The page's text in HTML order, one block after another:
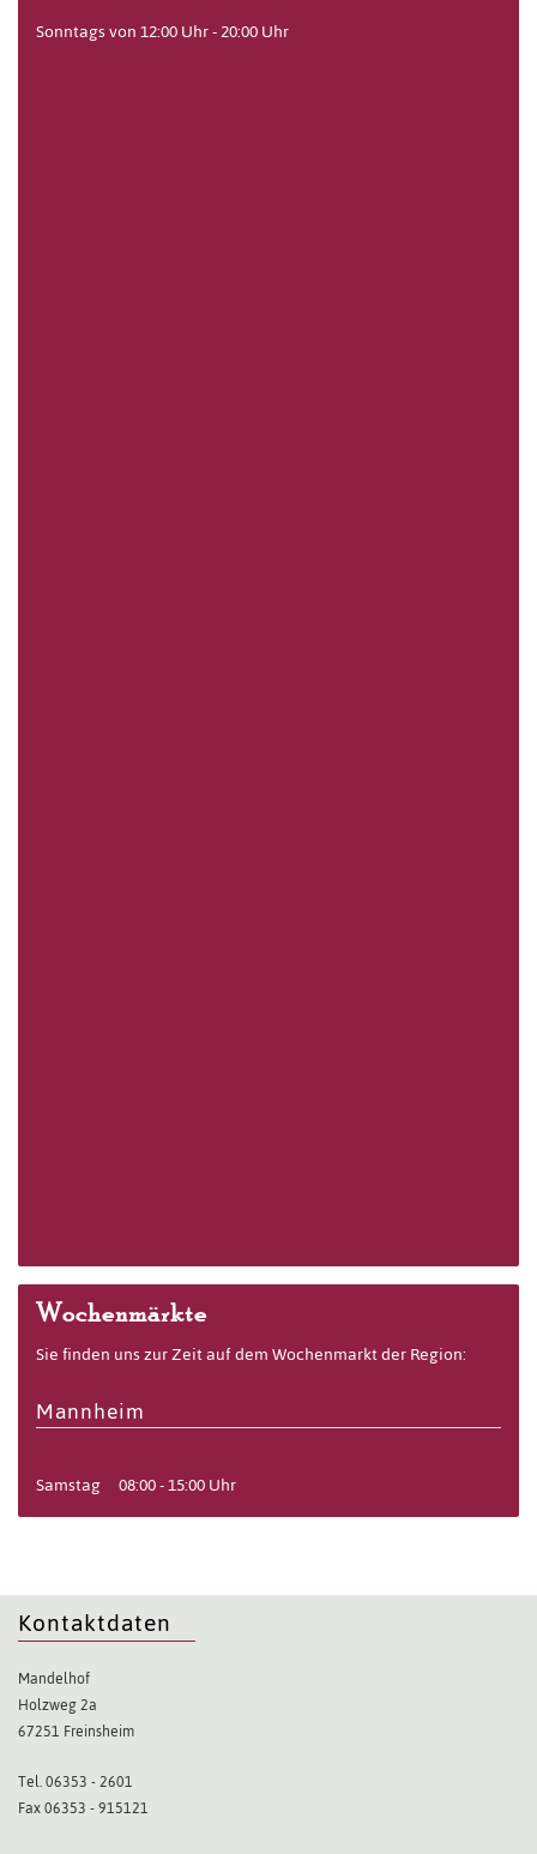
Sonntags von 12:00 Uhr - 20:00 Uhr
Wochenmärkte
Sie finden uns zur Zeit auf dem Wochenmarkt der Region:
Mannheim
Samstag 08:00 - 15:00 Uhr
Kontaktdaten
Mandelhof
Holzweg 2a
67251 Freinsheim
Tel. 06353 - 2601
Fax 06353 - 915121